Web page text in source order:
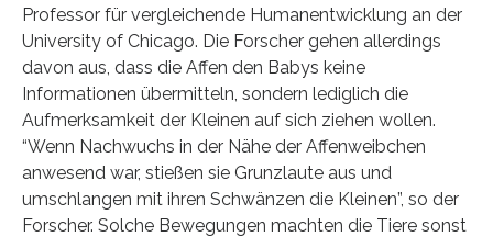
Professor für vergleichende Humanentwicklung an der
University of Chicago. Die Forscher gehen allerdings
davon aus, dass die Affen den Babys keine
Informationen übermitteln, sondern lediglich die
Aufmerksamkeit der Kleinen auf sich ziehen wollen.
“Wenn Nachwuchs in der Nähe der Affenweibchen
anwesend war, stießen sie Grunzlaute aus und
umschlangen mit ihren Schwänzen die Kleinen”, so der
Forscher. Solche Bewegungen machten die Tiere sonst